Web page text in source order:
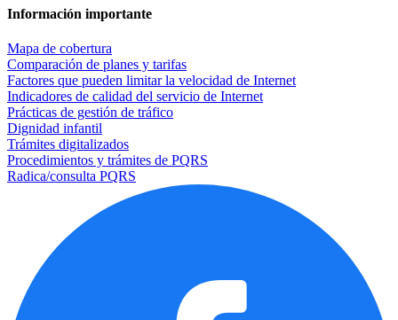
Información importante
Mapa de cobertura
Comparación de planes y tarifas
Factores que pueden limitar la velocidad de Internet
Indicadores de calidad del servicio de Internet
Prácticas de gestión de tráfico
Dignidad infantil
Trámites digitalizados
Procedimientos y trámites de PQRS
Radica/consulta PQRS